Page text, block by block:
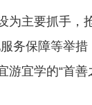
为主要抓手
务保障等举
宜学的“首善